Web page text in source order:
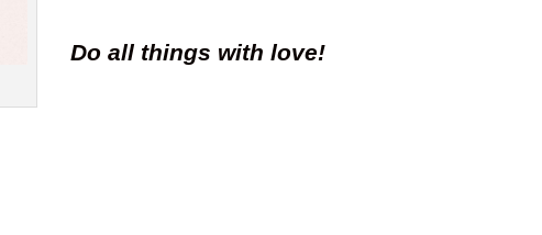
Do all things with love!